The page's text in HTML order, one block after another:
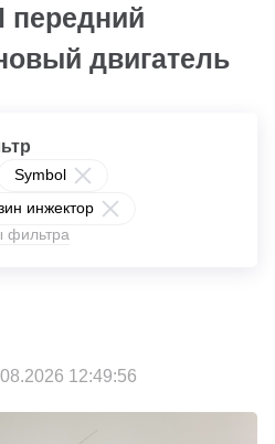
передний
двигатель
Symbol
инжектор
фильтра
12:49:56